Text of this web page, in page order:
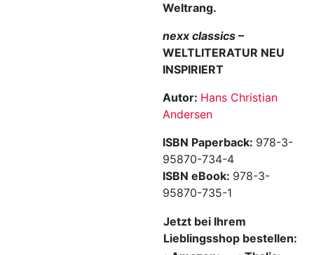
Weltrang.
nexx classics –
WELTLITERATUR NEU
INSPIRIERT
Autor: Hans Christian
Andersen
ISBN Paperback: 978-3-
95870-734-4
ISBN eBook: 978-3-
95870-735-1
Jetzt bei Ihrem
Lieblingsshop bestellen: